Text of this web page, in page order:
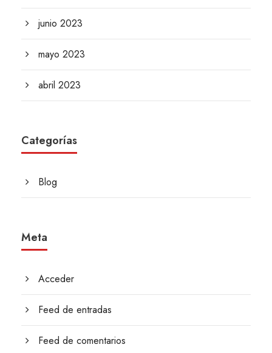
junio 2023
mayo 2023
abril 2023
Categorías
Blog
Meta
Acceder
Feed de entradas
Feed de comentarios